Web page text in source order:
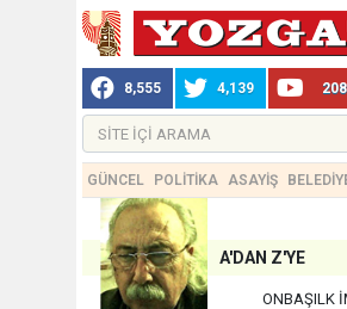
8,555 4,139 208
GÜNCEL POLİTİKA ASAYİŞ
A'DAN Z'YE
ONBAŞILK